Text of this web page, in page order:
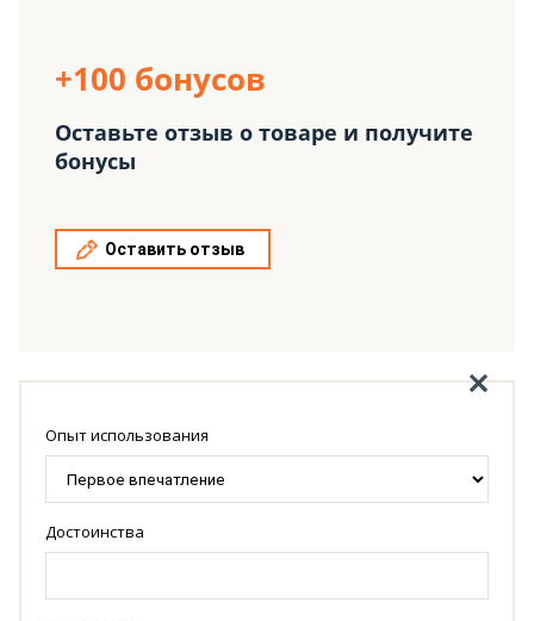
+100 бонусов
Оставьте отзыв о товаре и получите
бонусы
Оставить отзыв
Опыт использования
Достоинства